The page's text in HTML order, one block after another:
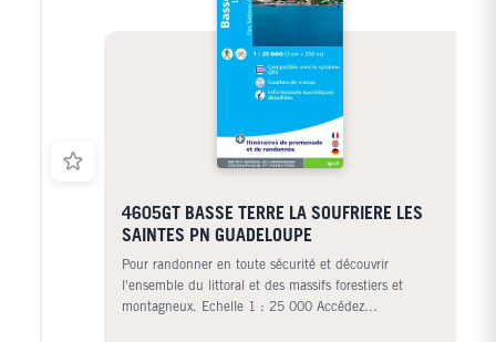
4605GT BASSE TERRE LA SOUFRIERE LES
SAINTES PN GUADELOUPE
Pour randonner en toute sécurité et découvrir
l'ensemble du littoral et des massifs forestiers et
montagneux. Echelle 1 : 25 000 Accédez